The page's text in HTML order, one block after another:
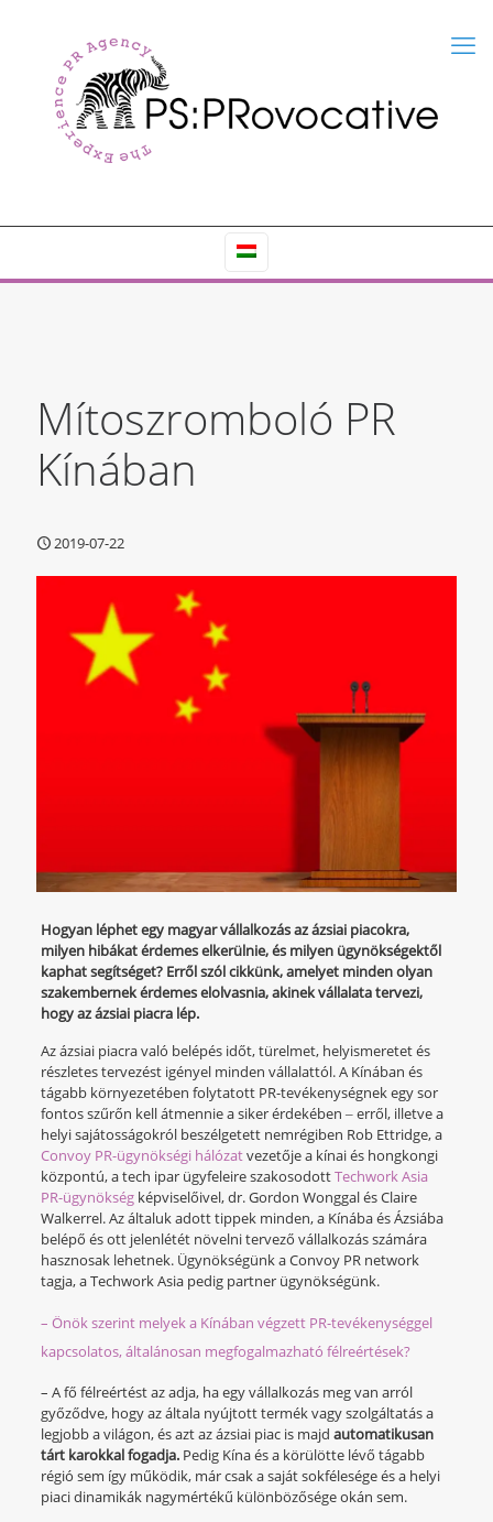
Mítoszromboló PR
Kínában
2019-07-22
Hogyan léphet egy magyar vállalkozás az ázsiai piacokra,
milyen hibákat érdemes elkerülnie, és milyen ügynökségektől
kaphat segítséget? Erről szól cikkünk, amelyet minden olyan
szakembernek érdemes elolvasnia, akinek vállalata tervezi,
hogy az ázsiai piacra lép.
Az ázsiai piacra való belépés időt, türelmet, helyismeretet és
részletes tervezést igényel minden vállalattól. A Kínában és
tágabb környezetében folytatott PR-tevékenységnek egy sor
fontos szűrőn kell átmennie a siker érdekében ‒ erről, illetve a
helyi sajátosságokról beszélgetett nemrégiben Rob Ettridge, a
Convoy PR-ügynökségi hálózatvezetője a kínai és hongkongi
központú, a tech ipar ügyfeleire szakosodottTechwork Asia
PR-ügynökségképviselőivel, dr. Gordon Wonggal és Claire
Walkerrel. Az általuk adott tippek minden, a Kínába és Ázsiába
belépő és ott jelenlétét növelni tervező vállalkozás számára
hasznosak lehetnek. Ügynökségünk a Convoy PR network
tagja, a Techwork Asia pedig partner ügynökségünk.
– Önök szerint melyek a Kínában végzett PR-tevékenységgel
kapcsolatos, általánosan megfogalmazható félreértések?
– A fő félreértést az adja, ha egy vállalkozás meg van arról
győződve, hogy az általa nyújtott termék vagy szolgáltatás a
legjobb a világon, és azt az ázsiai piac is majd automatikusan
tárt karokkal fogadja.Pedig Kína és a körülötte lévő tágabb
régió sem így működik, már csak a saját sokfélesége és a helyi
piaci dinamikák nagymértékű különbözősége okán sem.